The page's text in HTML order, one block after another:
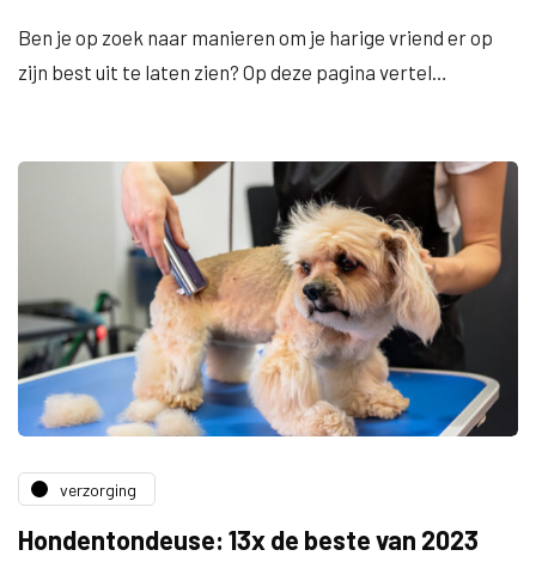
Ben je op zoek naar manieren om je harige vriend er op
zijn best uit te laten zien? Op deze pagina vertel…
verzorging
Hondentondeuse: 13x de beste van 2023